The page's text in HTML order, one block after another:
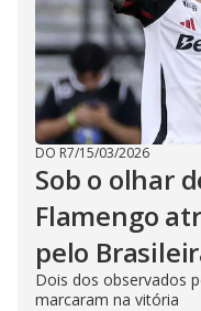
DO R7/15/03/2026
Sob o olhar
Flamengo
pelo
Dois dos observados
marcaram na vitória